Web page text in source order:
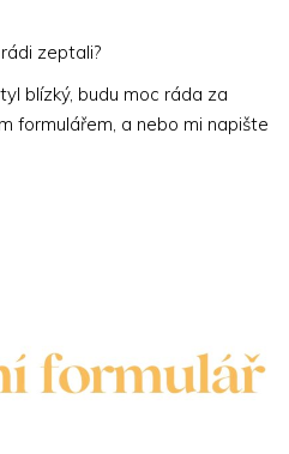
zeptali?
blízký, budu moc ráda za
formulářem, a nebo mi napište